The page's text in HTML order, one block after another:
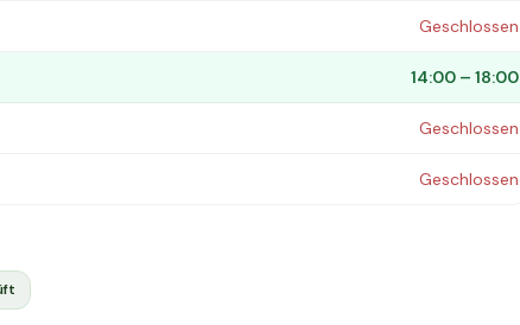
Geschlossen
14:00 – 18:00
Geschlossen
Geschlossen